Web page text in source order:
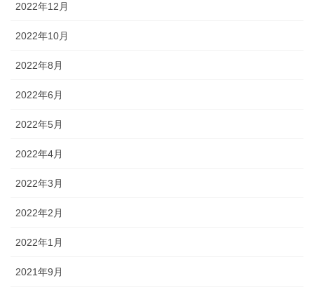
2022年12月
2022年10月
2022年8月
2022年6月
2022年5月
2022年4月
2022年3月
2022年2月
2022年1月
2021年9月